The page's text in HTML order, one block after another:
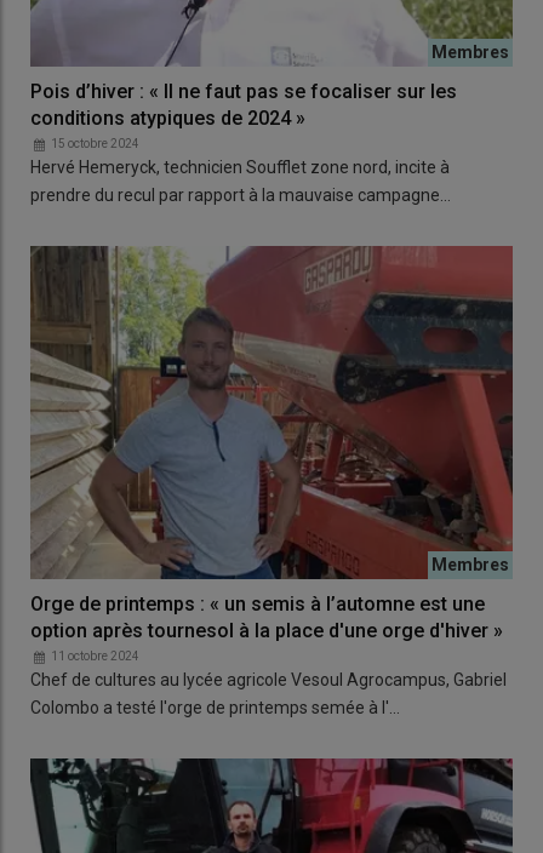
Pois d’hiver : « Il ne faut pas se focaliser sur les
conditions atypiques de 2024 »
15 octobre 2024
Hervé Hemeryck, technicien Soufflet zone nord, incite à
prendre du recul par rapport à la mauvaise campagne…
Orge de printemps : « un semis à l’automne est une
option après tournesol à la place d'une orge d'hiver »
11 octobre 2024
Chef de cultures au lycée agricole Vesoul Agrocampus, Gabriel
Colombo a testé l'orge de printemps semée à l'…